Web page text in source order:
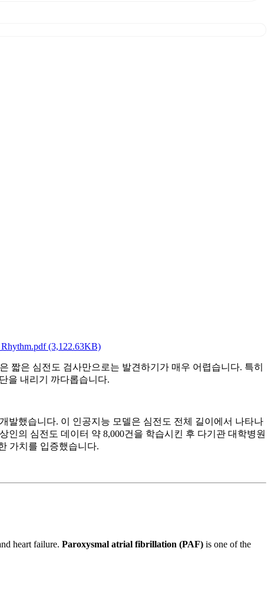
(3,122.63KB)
짧은 심전도 검사만으로는 발견하기가 매우 어렵습니다. 특히
을 내리기 까다롭습니다.
발했습니다. 이 인공지능 모델은 심전도 전체 길이에서 나타나
인의 심전도 데이터 약 8,000건을 학습시킨 후 다기관 대학병원
가치를 입증했습니다.
heart failure. Paroxysmal atrial fibrillation (PAF) is one of the